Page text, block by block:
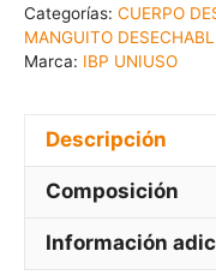
Categorías: CUERPO
MANGUITO
Marca: IBP UNIUSO
Descripción
Composición
Información